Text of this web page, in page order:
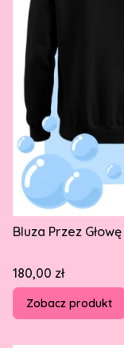
Bluza Przez
Cena
180,00 zł
Zobacz produkt